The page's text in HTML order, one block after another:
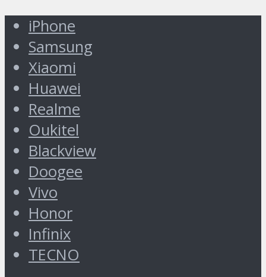
iPhone
Samsung
Xiaomi
Huawei
Realme
Oukitel
Blackview
Doogee
Vivo
Honor
Infinix
TECNO